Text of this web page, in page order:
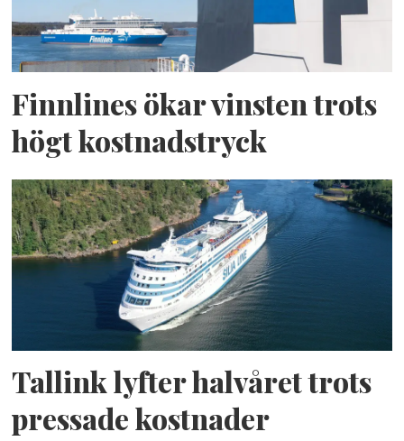
Finnlines ökar vinsten trots
högt kostnadstryck
Tallink lyfter halvåret trots
pressade kostnader